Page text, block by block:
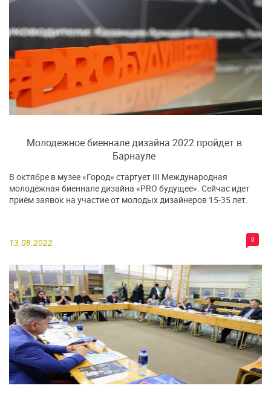
Молодежное биеннале дизайна 2022 пройдет в
Барнауле
13.08.2022 0
В октябре в музее «Город» стартует III Международная
молодёжная биеннале дизайна «PRO будущее». Сейчас идет
приём заявок на участие от молодых дизайнеров 15-35 лет.